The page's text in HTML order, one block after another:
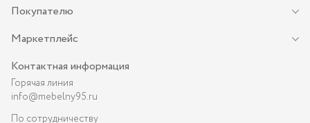
Покупателю
Маркетплейс
Контактная информация
Горячая линия
info@mebelny95.ru
По сотрудничеству